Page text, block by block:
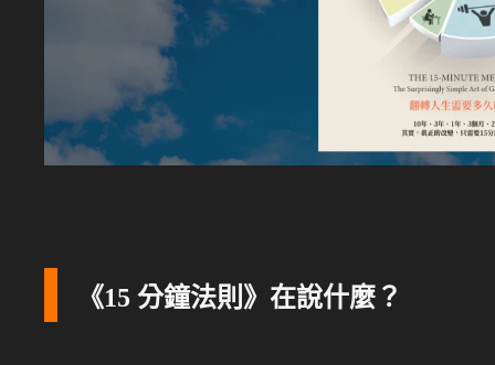
《15 分鐘法則》在說什麼？